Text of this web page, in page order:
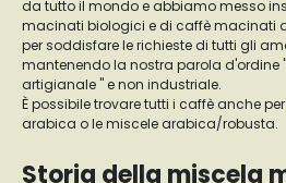
da tutto il mondo e abbiamo messo
macinati biologici e di caffè macinati
per soddisfare le richieste di tutti gli
mantenendo la nostra parola d'ordine
artigianale " e non industriale.
È possibile trovare tutti i caffè anche
arabica o le miscele arabica/robusta.
Storia della miscela